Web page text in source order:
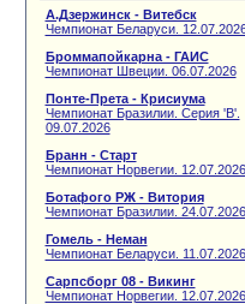
А.Дзержинск - Витебск
Чемпионат Беларуси.
Броммапойкарна - ГАИС
Чемпионат Швеции. 06.07.2026
Понте-Прета - Крисиума
Чемпионат Бразилии. Серия 'B'.
09.07.2026
Бранн - Старт
Чемпионат Норвегии. 12.07.2026
Ботафого РЖ - Витория
Чемпионат Бразилии. 24.07.2026
Гомель - Неман
Чемпионат Беларуси. 11.07.2026
Сарпсборг 08 - Викинг
Чемпионат Норвегии. 12.07.2026